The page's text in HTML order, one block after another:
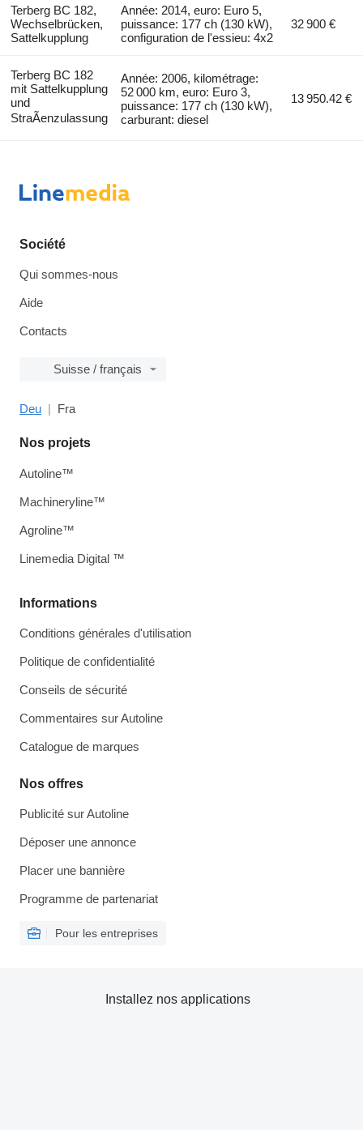
Terberg BC 182,
Wechselbrücken,
Sattelkupplung
Année: 2014, euro: Euro 5,
puissance: 177 ch (130 kW),
configuration de l'essieu: 4x2
32 900 €
Terberg BC 182
mit Sattelkupplung
und
StraÃenzulassung
Année: 2006, kilométrage:
52 000 km, euro: Euro 3,
puissance: 177 ch (130 kW),
carburant: diesel
13 950.42 €
Société
Qui sommes-nous
Aide
Contacts
Suisse / français
Deu Fra
Informations
Conditions générales d'utilisation
Politique de confidentialité
Conseils de sécurité
Commentaires sur Autoline
Catalogue de marques
Nos offres
Publicité sur Autoline
Déposer une annonce
Placer une bannière
Programme de partenariat
Pour les entreprises
Nos projets
Autoline™
Machineryline™
Agroline™
Linemedia Digital ™
Installez nos applications